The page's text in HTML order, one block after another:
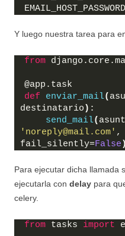
Y luego nuestra tarea para
from
@app.task
def
enviar_mail(
destinatario ) :
send_mail(
'noreply@mail.com' ,
fail_silently=False )
Para ejecutar dicha llamada
ejecutarla con delay para
celery.
from tasks import